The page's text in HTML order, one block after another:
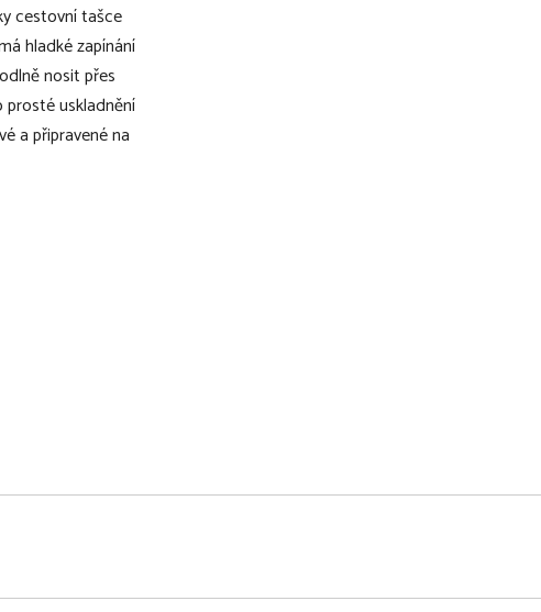
cestovní tašce
hladké zapínání
nosit přes
prosté uskladnění
a připravené na
kočárku